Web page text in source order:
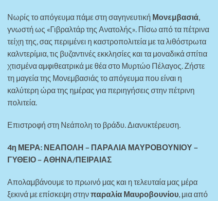
Νωρίς το απόγευμα πάμε στη σαγηνευτική Μονεμβασιά,
γνωστή ως «Γιβραλτάρ της Ανατολής». Πίσω από τα πέτρινα
τείχη της, σας περιμένει η καστροπολιτεία με τα λιθόστρωτα
καλντερίμια, τις βυζαντινές εκκλησίες και τα μοναδικά σπίτια
χτισμένα αμφιθεατρικά με θέα στο Μυρτώο Πέλαγος. Ζήστε
τη μαγεία της Μονεμβασιάς το απόγευμα που είναι η
καλύτερη ώρα της ημέρας για περιηγήσεις στην πέτρινη
πολιτεία.
Επιστροφή στη Νεάπολη το βράδυ. Διανυκτέρευση.
4η ΜΕΡΑ: ΝΕΑΠΟΛΗ – ΠΑΡΑΛΙΑ ΜΑΥΡΟΒΟΥΝΙΟΥ –
ΓΥΘΕΙΟ – ΑΘΗΝΑ/ΠΕΙΡΑΙΑΣ
Απολαμβάνουμε το πρωινό μας και η τελευταία μας μέρα
ξεκινά με επίσκεψη στηνπαραλία Μαυροβουνίου , μια από